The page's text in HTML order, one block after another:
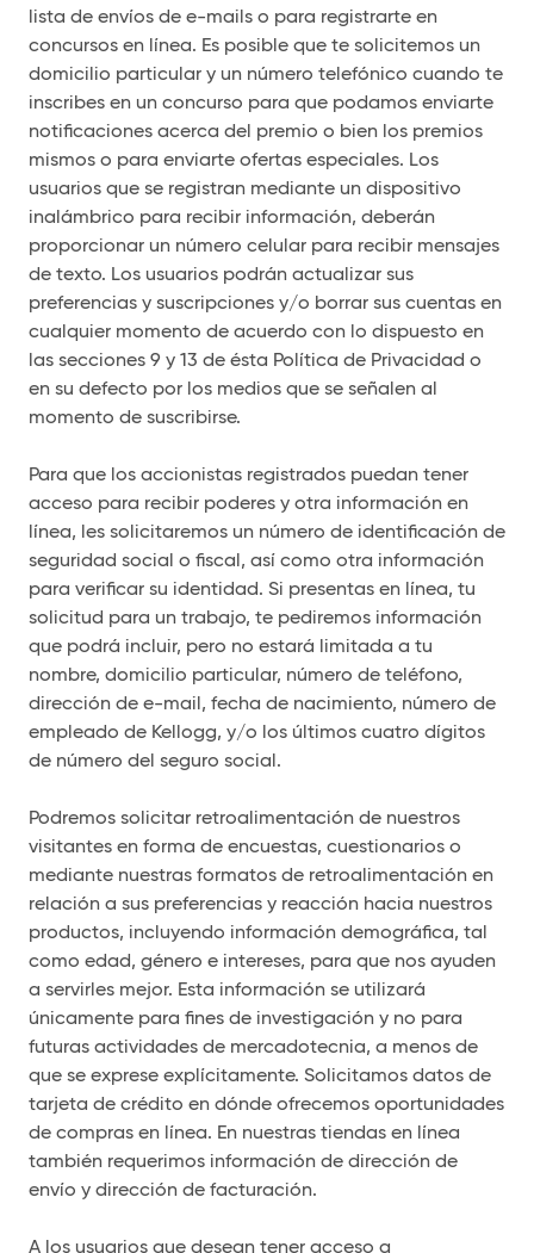
lista de envíos de e-mails o para registrarte en
concursos en línea. Es posible que te solicitemos un
domicilio particular y un número telefónico cuando te
inscribes en un concurso para que podamos enviarte
notificaciones acerca del premio o bien los premios
mismos o para enviarte ofertas especiales. Los
usuarios que se registran mediante un dispositivo
inalámbrico para recibir información, deberán
proporcionar un número celular para recibir mensajes
de texto. Los usuarios podrán actualizar sus
preferencias y suscripciones y/o borrar sus cuentas en
cualquier momento de acuerdo con lo dispuesto en
las secciones 9 y 13 de ésta Política de Privacidad o
en su defecto por los medios que se señalen al
momento de suscribirse.
Para que los accionistas registrados puedan tener
acceso para recibir poderes y otra información en
línea, les solicitaremos un número de identificación de
seguridad social o fiscal, así como otra información
para verificar su identidad. Si presentas en línea, tu
solicitud para un trabajo, te pediremos información
que podrá incluir, pero no estará limitada a tu
nombre, domicilio particular, número de teléfono,
dirección de e-mail, fecha de nacimiento, número de
empleado de Kellogg, y/o los últimos cuatro dígitos
de número del seguro social.
Podremos solicitar retroalimentación de nuestros
visitantes en forma de encuestas, cuestionarios o
mediante nuestras formatos de retroalimentación en
relación a sus preferencias y reacción hacia nuestros
productos, incluyendo información demográfica, tal
como edad, género e intereses, para que nos ayuden
a servirles mejor. Esta información se utilizará
únicamente para fines de investigación y no para
futuras actividades de mercadotecnia, a menos de
que se exprese explícitamente. Solicitamos datos de
tarjeta de crédito en dónde ofrecemos oportunidades
de compras en línea. En nuestras tiendas en línea
también requerimos información de dirección de
envío y dirección de facturación.
A los usuarios que desean tener acceso a